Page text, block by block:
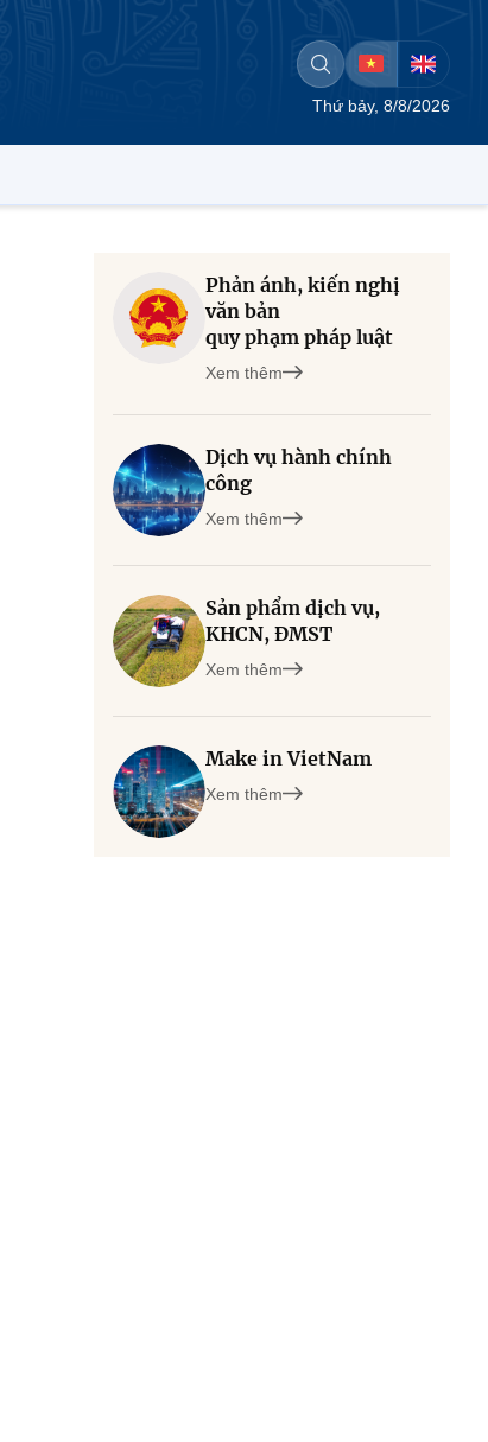
Thứ bảy, 8/8/2026
Phản ánh, kiến nghị
văn bản
quy phạm pháp luật
Xem thêm
Dịch vụ hành chính
công
Xem thêm
Sản phẩm dịch vụ,
KHCN, ĐMST
Xem thêm
Make in VietNam
Xem thêm